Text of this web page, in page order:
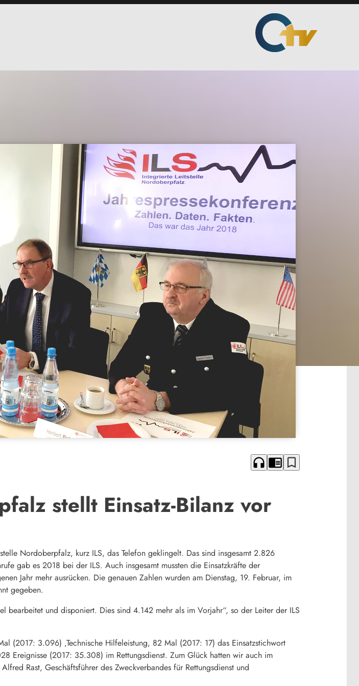
headphones chrome_reader_mode bookmark_border
stellt Einsatz-Bilanz vor
Nordoberpfalz, kurz ILS, das Telefon geklingelt. Das sind insgesamt 2.826
gab es 2018 bei der ILS. Auch insgesamt mussten die Einsatzkräfte der
Jahr mehr ausrücken. Die genauen Zahlen wurden am Dienstag, 19. Februar, im
gegeben.
bearbeitet und disponiert. Dies sind 4.142 mehr als im Vorjahr“, so der Leiter der ILS
(2017: 3.096) ‚Technische Hilfeleistung, 82 Mal (2017: 17) das Einsatzstichwort
Ereignisse (2017: 35.308) im Rettungsdienst. Zum Glück hatten wir auch im
Rast, Geschäftsführer des Zweckverbandes für Rettungsdienst und